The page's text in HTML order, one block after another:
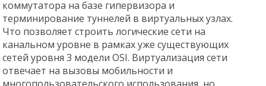
коммутатора на базе гипервизора и
терминирование туннелей в виртуальных узлах.
Что позволяет строить логические сети на
канальном уровне в рамках уже существующих
сетей уровня 3 модели OSI. Виртуализация сети
отвечает на вызовы мобильности и